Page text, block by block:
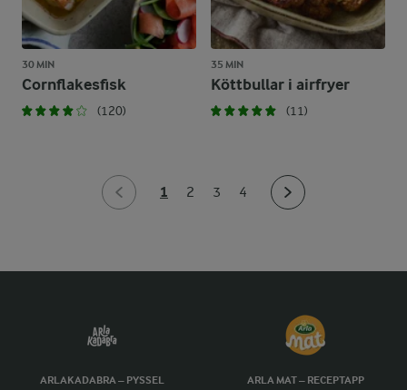
30 MIN
Cornflakesfisk
(120)
35 MIN
Köttbullar i airfryer
(11)
1 2 3 4
ARLAKADABRA – PYSSEL
ARLA MAT – RECEPTAPP